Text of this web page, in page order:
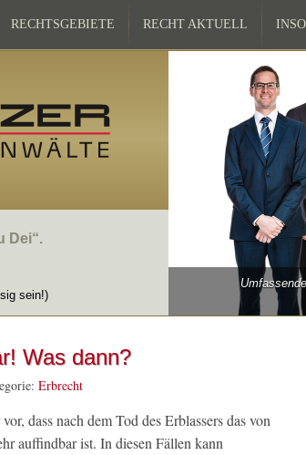
RECHTSGEBIETE RECHT AKTUELL
Dei“.
sein!)
Was dann?
Erbrecht
dass nach dem Tod des Erblassers das von
auffindbar ist. In diesen Fällen kann